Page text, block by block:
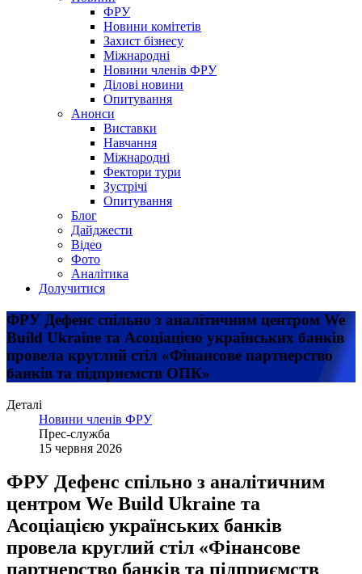
ФРУ
Новини комітетів
Захист бізнесу
Міжнародні
Новини членів ФРУ
Ділові новини
Опитування
Анонси
Виставки
Навчання
Міжнародні
Фектори тури
Зустрічі
Опитування
Блог
Дайджести
Відео
Фото
Аналітика
Долучитися
ФРУ Дефенс спільно з аналітичним центром We
Build Ukraine та Асоціацією українських банків
провела круглий стіл «Фінансове партнерство
банків та підприємств ОПК»
Деталі
Новини членів ФРУ
Прес-служба
15 червня 2026
ФРУ Дефенс спільно з аналітичним
центром We Build Ukraine та
Асоціацією українських банків
провела круглий стіл «Фінансове
партнерство банків та підприємств